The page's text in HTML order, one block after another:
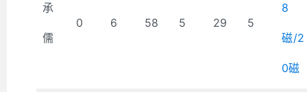
承
儒
0 6 58 5 29 5
8
磁/2
0磁